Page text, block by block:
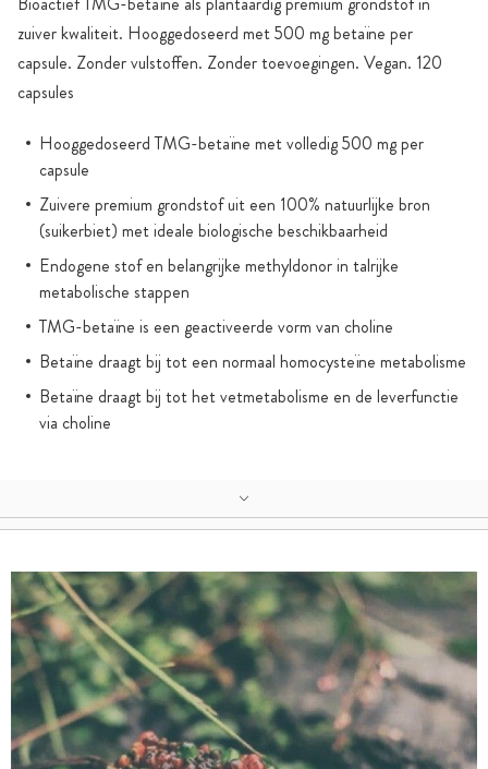
zuiver kwaliteit. Hooggedoseerd met 500 mg betaïne per
capsule. Zonder vulstoffen. Zonder toevoegingen. Vegan. 120
capsules
Hooggedoseerd TMG-betaïne met volledig 500 mg per
capsule
Zuivere premium grondstof uit een 100% natuurlijke bron
(suikerbiet) met ideale biologische beschikbaarheid
Endogene stof en belangrijke methyldonor in talrijke
metabolische stappen
TMG-betaïne is een geactiveerde vorm van choline
Betaïne draagt bij tot een normaal homocysteïne metabolisme
Betaïne draagt bij tot het vetmetabolisme en de leverfunctie
via choline